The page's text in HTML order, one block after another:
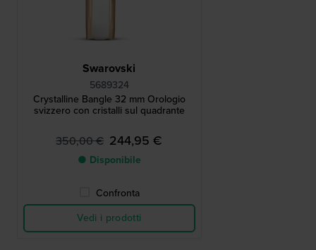
Swarovski
5689324
Crystalline Bangle 32 mm Orologio
svizzero con cristalli sul quadrante
350,00 € 244,95 €
● Disponibile
Confronta
Vedi i prodotti